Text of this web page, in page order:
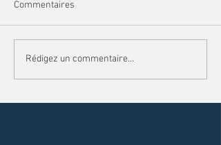
Commentaires
Rédigez un commentaire...